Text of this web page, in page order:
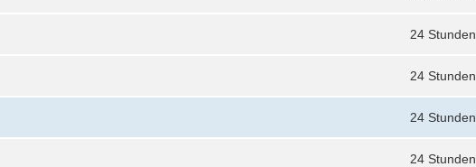
24 Stunden
24 Stunden
24 Stunden
24 Stunden